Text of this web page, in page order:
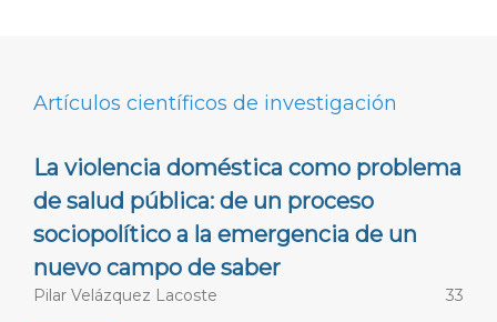
Universidad Nacional Autónoma de México
Director
Dr. Hugo José Suárez,
Instituto de Investigaciones
Sociales, UNAM , México
Artículos científicos de investigación
La violencia doméstica como problema
de salud pública: de un proceso
sociopolítico a la emergencia de un
nuevo campo de saber
Pilar Velázquez Lacoste 33